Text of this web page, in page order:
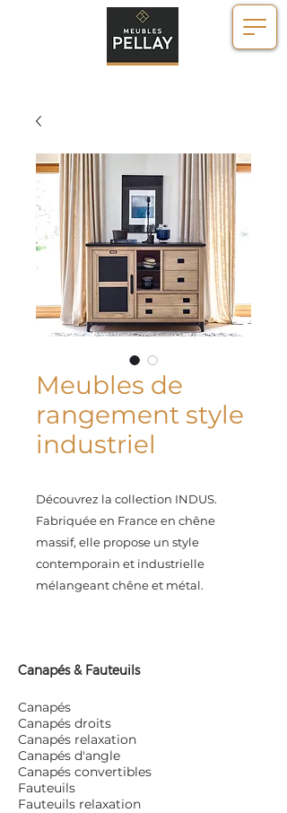
Meubles de
rangement style
industriel
Découvrez la collection INDUS.
Fabriquée en France en chêne
massif, elle propose un style
contemporain et industrielle
mélangeant chêne et métal.
Canapés & Fauteuils
Canapés
Canapés droits
Canapés relaxation
Canapés d'angle
Canapés convertibles
Fauteuils
Fauteuils relaxation